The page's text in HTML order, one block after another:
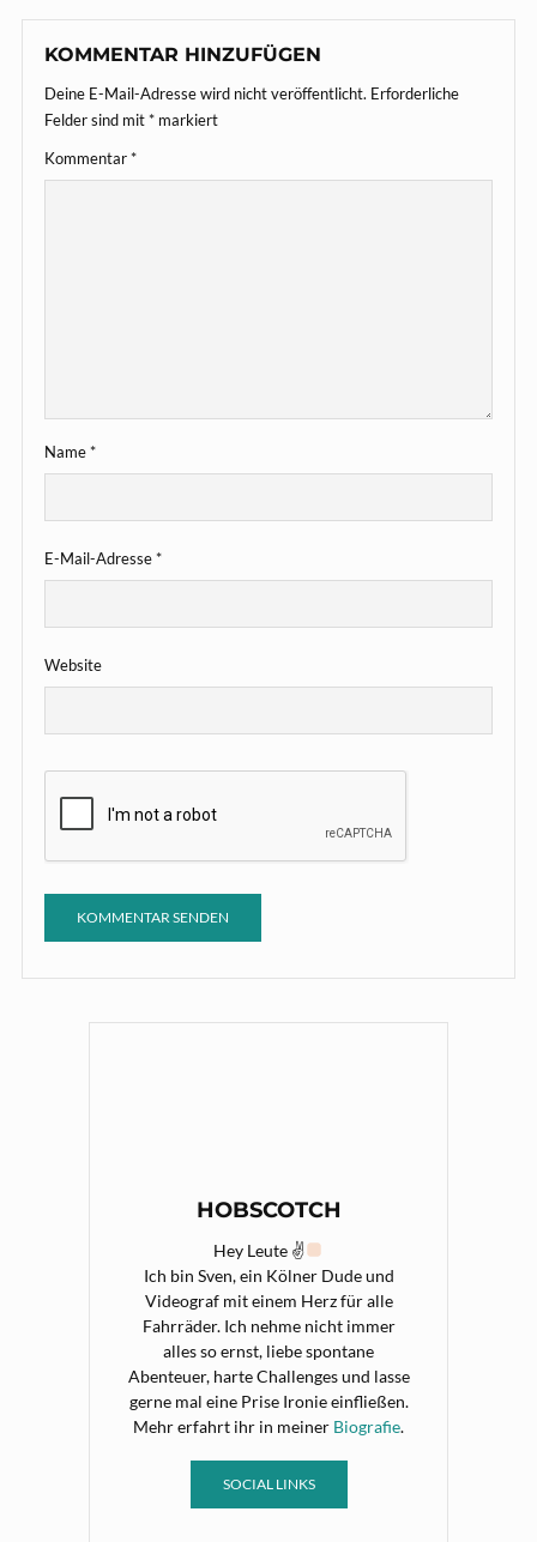
KOMMENTAR HINZUFÜGEN
Deine E-Mail-Adresse wird nicht veröffentlicht. Erforderliche
Felder sind mit* markiert
Kommentar*
Name*
E-Mail-Adresse*
Website
HOBSCOTCH
Hey Leute ✌
Ich bin Sven, ein Kölner Dude und
Videograf mit einem Herz für alle
Fahrräder. Ich nehme nicht immer
alles so ernst, liebe spontane
Abenteuer, harte Challenges und lasse
gerne mal eine Prise Ironie einfließen.
Mehr erfahrt ihr in meiner Biografie.
SOCIAL LINKS